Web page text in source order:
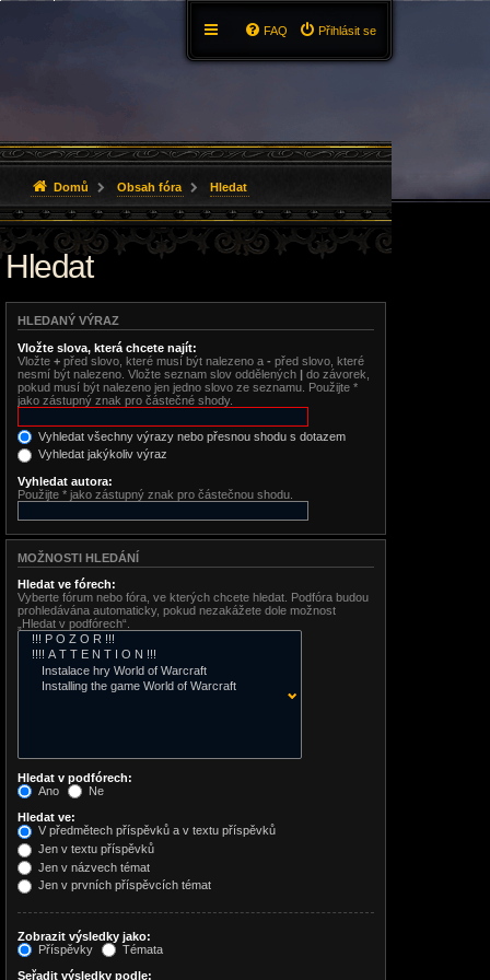
Přihlásit se
FAQ
Domů Obsah fóra Hledat
Hledat
HLEDANÝ VÝRAZ
Vložte slova, která chcete najít:
Vložte + před slovo, které musí být nalezeno a - před slovo, které
nesmí být nalezeno. Vložte seznam slov oddělených | do závorek,
pokud musí být nalezeno jen jedno slovo ze seznamu. Použijte *
jako zástupný znak pro částečné shody.
Vyhledat všechny výrazy nebo přesnou shodu s dotazem
Vyhledat jakýkoliv výraz
Vyhledat autora:
Použijte * jako zástupný znak pro částečnou shodu.
MOŽNOSTI HLEDÁNÍ
Hledat ve fórech:
Vyberte fórum nebo fóra, ve kterých chcete hledat. Podfóra budou
prohledávána automaticky, pokud nezakážete dole možnost
„Hledat v podfórech“.
Hledat v podfórech:
Ano
Ne
Hledat ve:
V předmětech příspěvků a v textu příspěvků
Jen v textu příspěvků
Jen v názvech témat
Jen v prvních příspěvcích témat
Zobrazit výsledky jako:
Příspěvky
Témata
Seřadit výsledky podle: